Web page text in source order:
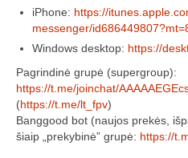
Lėktuvų susitikimų
LT-FPV Komanda
Komandos logo
Nuorodos
iPhone: https://
messenger/
Windows desktop: https://
Pagrindinė grupė (supergroup):
https://t.me/joinchat/
(https://t.me/lt_fpv)
Banggood bot (naujos prekės,
šiaip „prekybinė” grupė: https://